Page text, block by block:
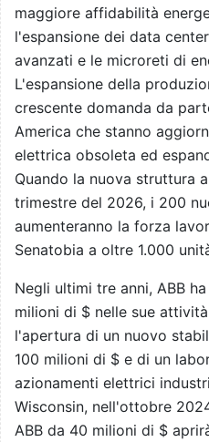
maggiore affidabilità
l'espansione dei data
avanzati e le microreti di
L'espansione della
crescente domanda da
America che stanno
elettrica obsoleta ed
Quando la nuova struttura
trimestre del 2026, i 200
aumenteranno la forza
Senatobia a oltre 1.000
Negli ultimi tre anni, ABB
milioni di $ nelle sue
l'apertura di un nuovo
100 milioni di $ e di un
azionamenti elettrici
Wisconsin, nell'ottobre
ABB da 40 milioni di $